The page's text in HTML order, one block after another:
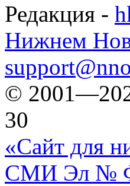
Редакция -
Нижнем
©
30
«Сайт для
СМИ Эл №